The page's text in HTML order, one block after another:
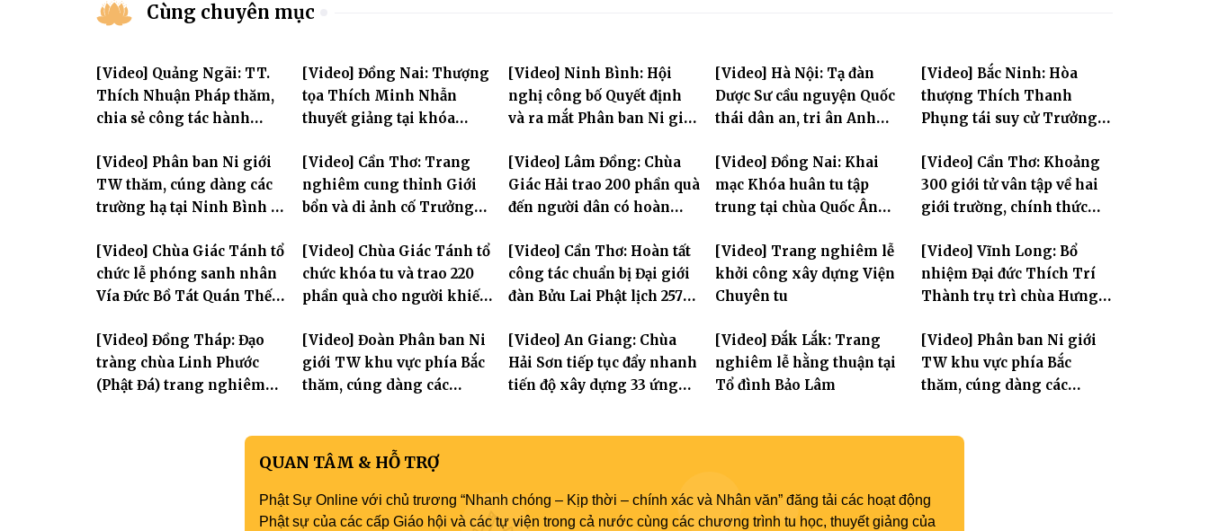
Cùng chuyên mục
[Video] Quảng Ngãi: TT.
Thích Nhuận Pháp thăm,
chia sẻ công tác hành
chư hành giả Ni
[Video] Đồng Nai: Thượng
tọa Thích Minh Nhẫn
thuyết giảng tại khóa
[Video] Ninh Bình: Hội
nghị công bố Quyết định
và ra mắt Phân ban Ni giới
[Video] Hà Nội: Tạ đàn
Dược Sư cầu nguyện Quốc
thái dân an, tri ân Anh
[Video] Bắc Ninh: Hòa
thượng Thích Thanh
Phụng tái suy cử Trưởng
[Video] Phân ban Ni giới
TW thăm, cúng dàng các
trường hạ tại Ninh Bình và
thần hộ trì Tam bảo
[Video] Cần Thơ: Trang
nghiêm cung thỉnh Giới
bổn và di ảnh cố Trưởng
Tôn hiệu Đại giới đàn – về
hai giới trường
[Video] Lâm Đồng: Chùa
Giác Hải trao 200 phần quà
đến người dân có hoàn
Dương
[Video] Đồng Nai: Khai
mạc Khóa huân tu tập
trung tại chùa Quốc Ân
[Video] Cần Thơ: Khoảng
300 giới tử vân tập về hai
giới trường, chính thức
đàn Bửu Lai PL.2570
[Video] Chùa Giác Tánh tổ
chức lễ phóng sanh nhân
Vía Đức Bồ Tát Quán Thế
[Video] Chùa Giác Tánh tổ
chức khóa tu và trao 220
phần quà cho người khiếm
[Video] Cần Thơ: Hoàn tất
công tác chuẩn bị Đại giới
đàn Bửu Lai Phật lịch 2570,
đăng đàn cầu giới
[Video] Trang nghiêm lễ
khởi công xây dựng Viện
Chuyên tu
[Video] Vĩnh Long: Bổ
nhiệm Đại đức Thích Trí
Thành trụ trì chùa Hưng
[Video] Đồng Tháp: Đạo
tràng chùa Linh Phước
(Phật Đá) trang nghiêm
[Video] Đoàn Phân ban Ni
giới TW khu vực phía Bắc
thăm, cúng dàng các
[Video] An Giang: Chùa
Hải Sơn tiếp tục đẩy nhanh
tiến độ xây dựng 33 ứng
[Video] Đắk Lắk: Trang
nghiêm lễ hằng thuận tại
Tổ đình Bảo Lâm
[Video] Phân ban Ni giới
TW khu vực phía Bắc
thăm, cúng dàng các
QUAN TÂM & HỖ TRỢ
Phật Sự Online với chủ trương “Nhanh chóng – Kịp thời – chính xác và Nhân văn” đăng tải các hoạt động
Phật sự của các cấp Giáo hội và các tự viện trong cả nước cùng các chương trình tu học, thuyết giảng của